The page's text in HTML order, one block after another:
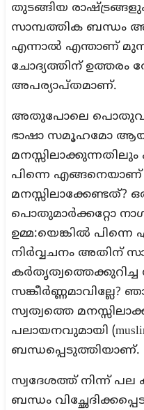
തുടങ്ങിയ
സാമ്പത്തിക ബന്ധം
എന്നാല്‍ എന്താണ്
ചോദ്യത്തിന് ഉത്തരം
അപര്യാപ്തമാണ്.
അതുപോലെ
ഭാഷാ സമൂഹമോ
പിന്നെ
മനസ്സിലാക്കേണ്ടത്?
പൊതുമാര്‍ക്കറ്റോ
ഉമ്മ:യെങ്കില്‍
നിര്‍വ്വചനം അതിന്
കര്‍തൃത്വത്തെക്കുറിച്ച
സങ്കീര്‍ണ്ണമാവില്ലേ?
സ്വത്വത്തെ
പലായനവുമായി (muslim
ബന്ധപ്പെടുത്തിയാണ്.
സ്വദേശത്ത് നിന്ന്
ബന്ധം